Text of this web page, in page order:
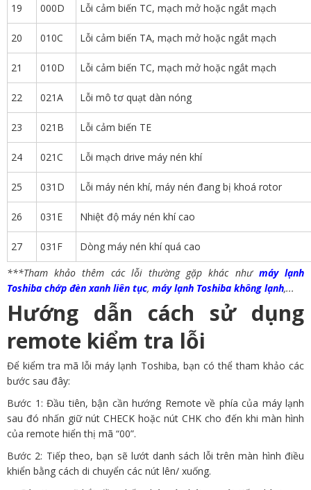
19 000D Lỗi cảm biến TC, mạch mở hoặc ngắt mạch
20 010C Lỗi cảm biến TA, mạch mở hoặc ngắt mạch
21 010D Lỗi cảm biến TC, mạch mở hoặc ngắt mạch
22 021A Lỗi mô tơ quạt dàn nóng
23 021B Lỗi cảm biến TE
24 021C Lỗi mạch drive máy nén khí
25 031D Lỗi máy nén khí, máy nén đang bị khoá rotor
26 031E Nhiệt độ máy nén khí cao
27 031F
Dòng máy nén khí quá cao
***Tham khảo thêm các lỗi thường gặp khác như máy lạnh
Toshiba chớp đèn xanh liên tục, máy lạnh Toshiba không lạnh,...
Hướng dẫn cách sử dụng
remote kiểm tra lỗi
Để kiểm tra mã lỗi máy lạnh Toshiba, bạn có thể tham khảo các
bước sau đây:
Bước 1: Đầu tiên, bận cần hướng Remote về phía của máy lạnh
sau đó nhấn giữ nút CHECK hoặc nút CHK cho đến khi màn hình
của remote hiển thị mã “00”.
Bước 2: Tiếp theo, bạn sẽ lướt danh sách lỗi trên màn hình điều
khiển bằng cách di chuyển các nút lên/ xuống.